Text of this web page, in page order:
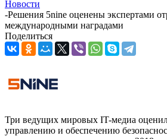
Новости
-Решения 5nine оценены экспертами
международными наградами
Поделиться
Три ведущих мировых IT-медиа
управлению и обеспечению